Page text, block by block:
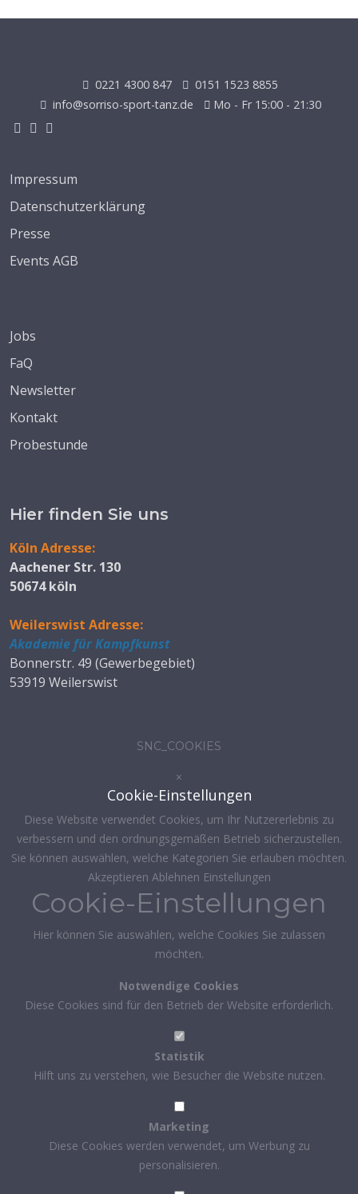
0221 4300 847
0151 1523 8855
info@sorriso-sport-tanz.de
Mo - Fr 15:00 - 21:30
Impressum
Datenschutzerklärung
Presse
Events AGB
Jobs
FaQ
Newsletter
Kontakt
Probestunde
Hier finden Sie uns
Köln Adresse:
Aachener Str. 130
50674 köln
Weilerswist Adresse:
Akademie für Kampfkunst
Bonnerstr. 49 (Gewerbegebiet)
53919 Weilerswist
SNC_COOKIES
×
Cookie-Einstellungen
Diese Website verwendet Cookies, um Ihr Nutzererlebnis zu
verbessern und den ordnungsgemäßen Betrieb sicherzustellen.
Sie können auswählen, welche Kategorien Sie erlauben möchten.
Akzeptieren Ablehnen Einstellungen
Cookie-Einstellungen
Hier können Sie auswählen, welche Cookies Sie zulassen
möchten.
Notwendige Cookies
Diese Cookies sind für den Betrieb der Website erforderlich.
Statistik
Hilft uns zu verstehen, wie Besucher die Website nutzen.
Marketing
Diese Cookies werden verwendet, um Werbung zu
personalisieren.